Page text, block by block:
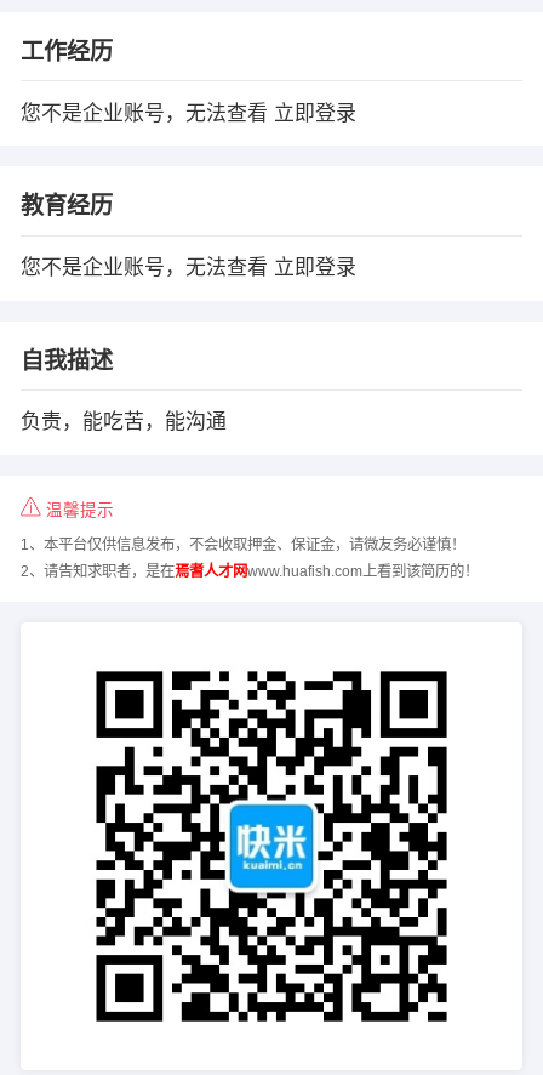
工作经历
您不是企业账号，无法查看 立即登录
教育经历
您不是企业账号，无法查看 立即登录
自我描述
负责，能吃苦，能沟通
温馨提示
1、本平台仅供信息发布，不会收取押金、保证金，请微友务必谨慎！
2、请告知求职者，是在焉耆人才网www.huafish.com上看到该简历的！